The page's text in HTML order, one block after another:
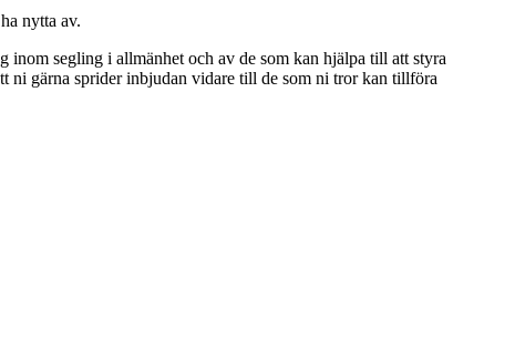
nytta av.
segling i allmänhet och av de som kan hjälpa till att styra
ni gärna sprider inbjudan vidare till de som ni tror kan tillföra